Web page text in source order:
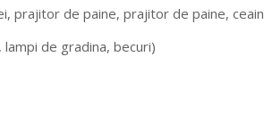
prajitor de paine, prajitor de paine,
lampi de gradina, becuri)